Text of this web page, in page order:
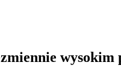
wysokim